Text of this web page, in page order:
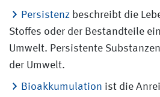
Persistenz beschreibt die
Stoffes oder der Bestandteile
Umwelt. Persistente
der Umwelt.
Bioakkumulation ist die